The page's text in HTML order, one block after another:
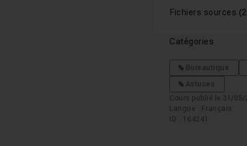
Fichiers sources
Catégories
Bureautique
Astuces
Cours publié le 31/05/
Langue : Français
ID : 164241